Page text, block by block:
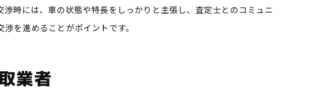
の戦略とコツ
要性
リット
時には、車の状態や特長をしっかりと主張し、査定士とのコミュニ
を進めることがポイントです。
業者